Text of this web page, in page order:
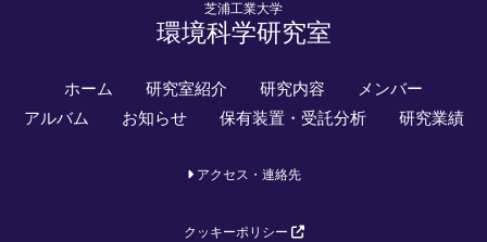
芝浦工業大学
環境科学研究室
ホーム 研究室紹介 研究内容
メンバー
アルバム
お知らせ 保有装置・受託分析 研究業績
アクセス・連絡先
クッキーポリシー